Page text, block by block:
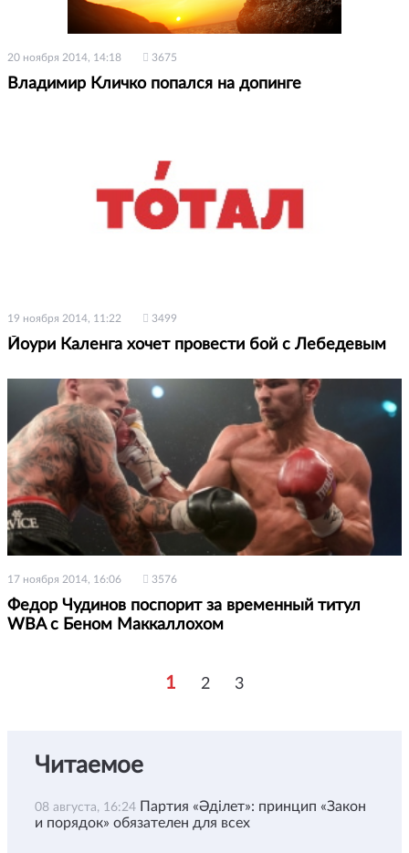
20 ноября 2014, 14:18 3675
Владимир Кличко попался на допинге
19 ноября 2014, 11:22 3499
Йоури Каленга хочет провести бой с Лебедевым
17 ноября 2014, 16:06 3576
Федор Чудинов поспорит за временный титул
WBA с Беном Маккаллохом
1 2 3
Читаемое
08 августа, 16:24 Партия «Әділет»: принцип «Закон
и порядок» обязателен для всех